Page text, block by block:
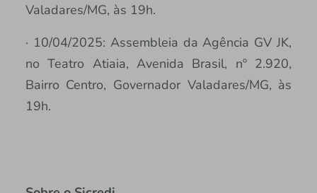
Valadares/MG, às 19h.
· 10/04/2025: Assembleia da Agência GV JK,
no Teatro Atiaia, Avenida Brasil, nº 2.920,
Bairro Centro, Governador Valadares/MG, às
19h.